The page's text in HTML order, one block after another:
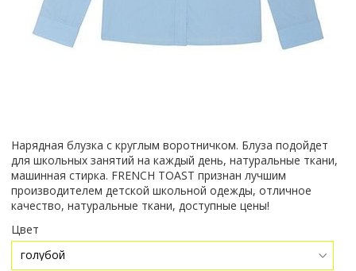
Нарядная блузка с круглым воротничком. Блуза подойдет
для школьных занятий на каждый день, натуральные ткани,
машинная стирка. FRENCH TOAST признан лучшим
производителем детской школьной одежды, отличное
качество, натуральные ткани, доступные цены!
Цвет